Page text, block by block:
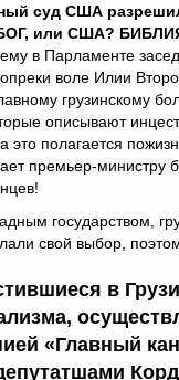
суд США
или США?
в Парламенте
воле Илии
грузинскому
описывают
это полагается
премьер-министру
государством,
свой выбор,
в
«Главный